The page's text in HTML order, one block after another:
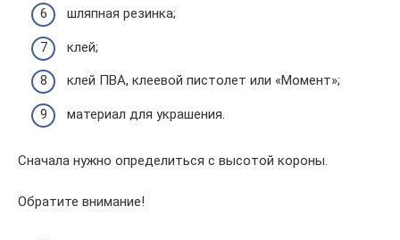
шляпная резинка;
клей;
клей ПВА, клеевой пистолет или «Момент»;
материал для украшения.
Сначала нужно определиться с высотой короны.
Обратите внимание!